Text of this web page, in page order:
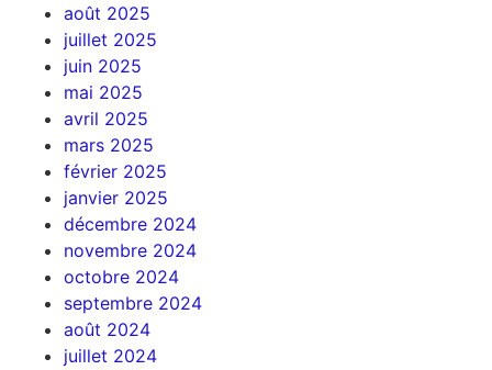
août 2025
juillet 2025
juin 2025
mai 2025
avril 2025
mars 2025
février 2025
janvier 2025
décembre 2024
novembre 2024
octobre 2024
septembre 2024
août 2024
juillet 2024